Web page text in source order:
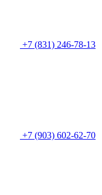
+7 (831) 246-78-13
+7 (903) 602-62-70